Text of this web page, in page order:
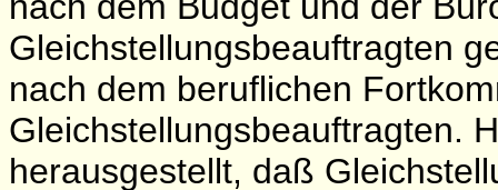
Gleichstellungsbeauftragten
nach dem beruflichen
Gleichstellungsbeauftragten.
herausgestellt, daß